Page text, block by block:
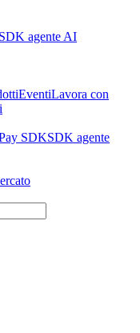
SDK agente AI
EventiLavora con
SDKSDK agente